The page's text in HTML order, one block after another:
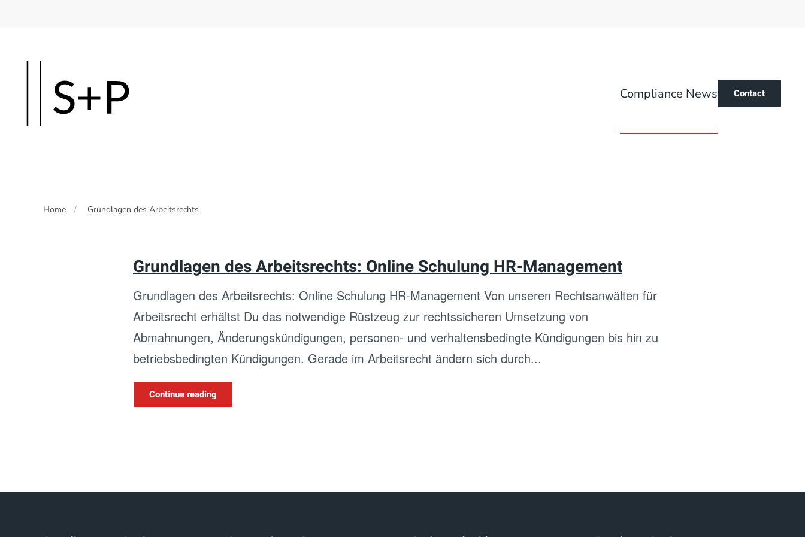
content
Compliance News Contact
Home Grundlagen des Arbeitsrechts
Grundlagen des Arbeitsrechts: Online Schulung HR-Management
Grundlagen des Arbeitsrechts: Online Schulung HR-Management Von unseren Rechtsanwälten für
Arbeitsrecht erhältst Du das notwendige Rüstzeug zur rechtssicheren Umsetzung von
Abmahnungen, Änderungskündigungen, personen- und verhaltensbedingte Kündigungen bis hin zu
betriebsbedingten Kündigungen. Gerade im Arbeitsrecht ändern sich durch...
Continue reading